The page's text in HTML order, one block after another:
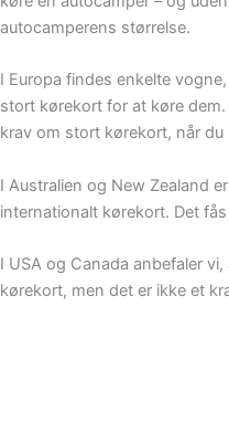
autocamperens størrelse.
I Europa findes enkelte
stort kørekort for at køre
krav om stort kørekort, når du
I Australien og New Zealand
internationalt kørekort. Det
I USA og Canada anbefaler
kørekort, men det er ikke et